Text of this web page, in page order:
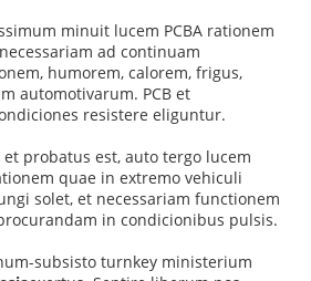
minuit lucem PCBA rationem
ad continuam
humorem, calorem, frigus,
automotivarum. PCB et
resistere eliguntur.
probatus est, auto tergo lucem
quae in extremo vehiculi
solet, et necessariam functionem
in condicionibus pulsis.
subsisto turnkey ministerium